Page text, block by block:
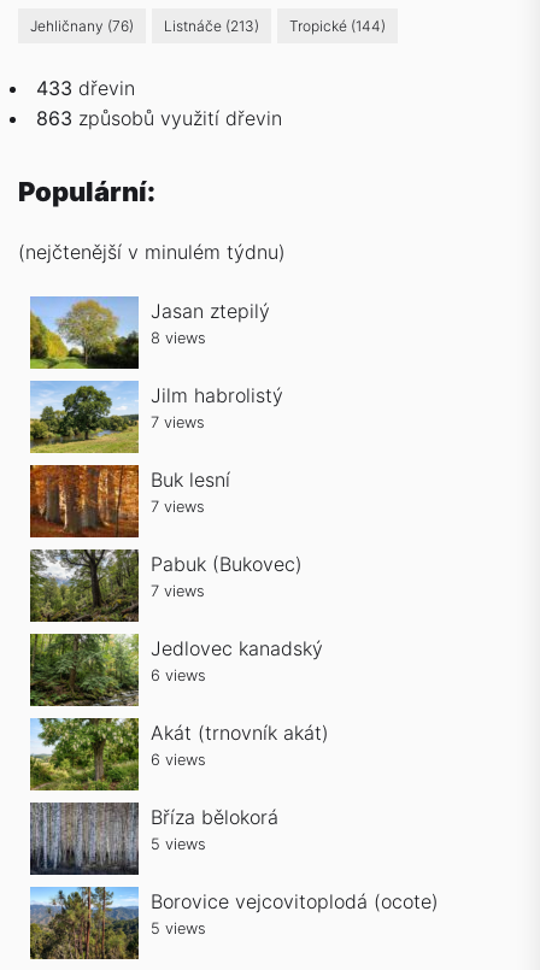
Jehličnany (76) Listnáče (213) Tropické (144)
433 dřevin
863 způsobů využití dřevin
Populární:
(nejčtenější v minulém týdnu)
Jasan ztepilý
8 views
Jilm habrolistý
7 views
Buk lesní
7 views
Pabuk (Bukovec)
7 views
Jedlovec kanadský
6 views
Akát (trnovník akát)
6 views
Bříza bělokorá
5 views
Borovice vejcovitoplodá (ocote)
5 views